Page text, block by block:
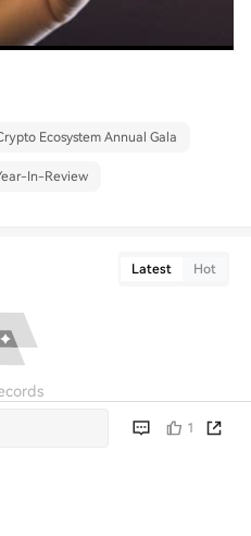
Ecosystem Annual Gala
In-Review
Latest Hot
1